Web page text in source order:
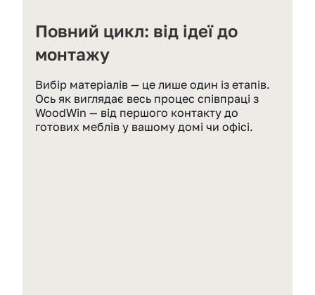
Повний цикл: від ідеї до
монтажу
Вибір матеріалів — це лише один із етапів.
Ось як виглядає весь процес співпраці з
WoodWin — від першого контакту до
готових меблів у вашому домі чи офісі.